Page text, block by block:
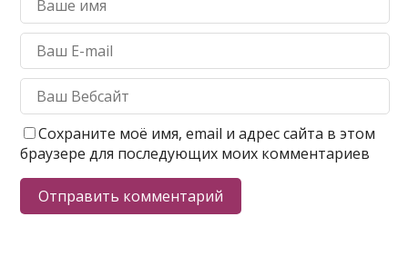
Сохраните моё имя, email и адрес сайта в этом
браузере для последующих моих комментариев